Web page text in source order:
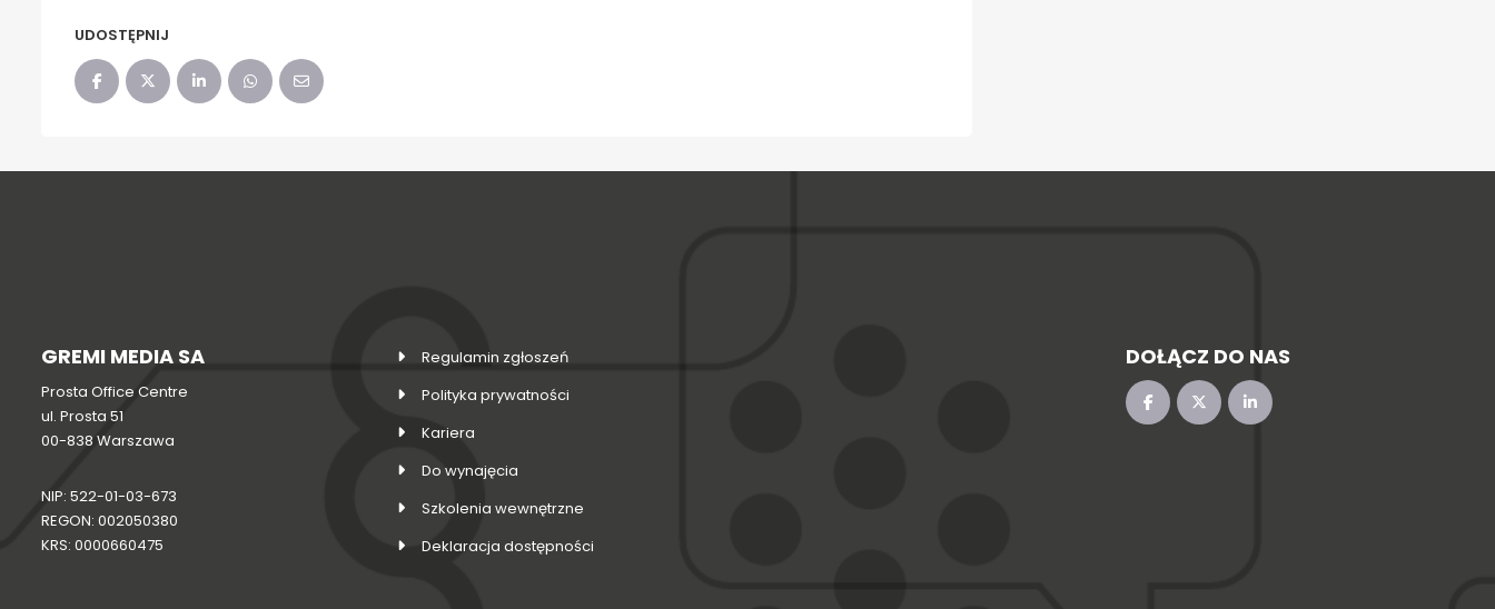
UDOSTĘPNIJ
GREMI MEDIA SA
Prosta Office Centre
ul. Prosta 51
00-838 Warszawa
NIP: 522-01-03-673
REGON: 002050380
KRS: 0000660475
Regulamin zgłoszeń
Polityka prywatności
Kariera
Do wynajęcia
Szkolenia wewnętrzne
Deklaracja dostępności
DOŁĄCZ DO NAS